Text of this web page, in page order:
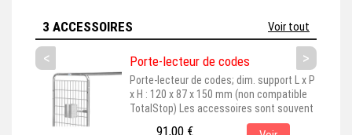
3 ACCESSOIRES Voir tout
< >
Porte-lecteur de codes
Porte-lecteur de codes; dim. support L x P
x H : 120 x 87 x 150 mm (non compatible
TotalStop) Les accessoires sont souvent
représentés montés sur leur produit de
91,00 €